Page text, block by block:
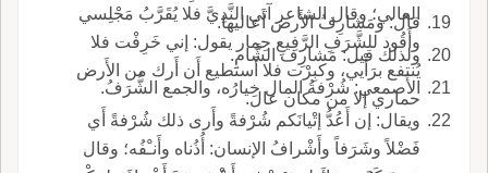
العالي؛ وقال الشاعر آتي النَّدِيَّ فلا يُقَرَّبُ مَجْلِسي
وأَقُود للشَّرَفِ الرَّفِيعِ حِمار يقول: إني خَرِفْت فلا
يُنتفع برَأْيي، وكبِرْت فلا أَستطيع أَن أَرك من الأَرض
حماري إلا من مكان عال.
قال: ومَشارِفُ الأَرض أَعاليها.
ولذلك قيل: مَشارِف الشَّامِ.
الأَصمعي: شُرْفةُ المال خِيارُه، والجمع الشُّرَفُ.
ويقال: إن أَعُدُّ إتْيانَكم شُرْفةً وأَرى ذلك شُرْفةً أَي
فَضْلاً وشَرَفاً وأَشْرافُ الإنسان: أُذُناه وأَنـْفُه؛ وقال